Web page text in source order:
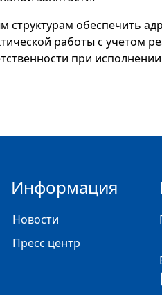
структурам обеспечить
работы с учетом
при
Информация
Новости
Пресс центр